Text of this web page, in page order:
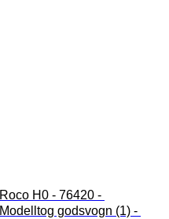
Roco H0 - 76420 -
Modelltog godsvogn (1) -